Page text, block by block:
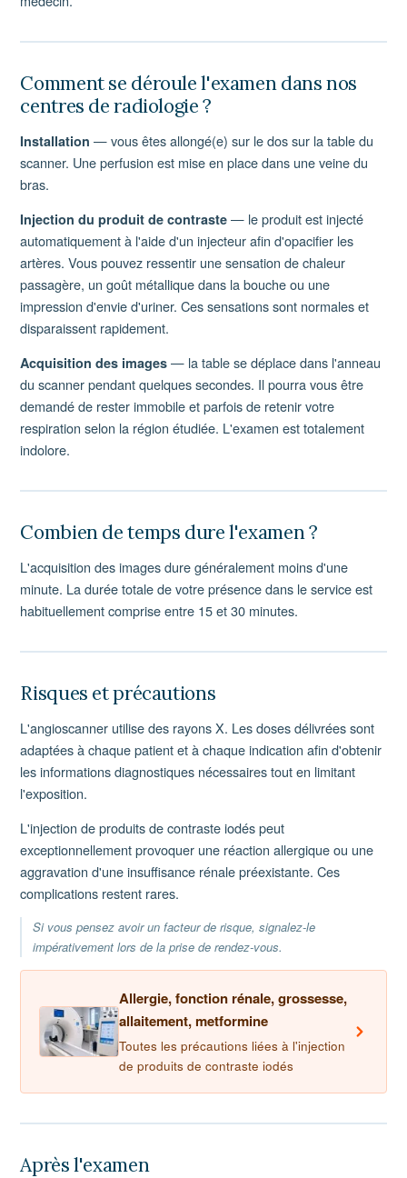
Comment se déroule l'examen dans nos
centres de radiologie ?
Installation — vous êtes allongé(e) sur le dos sur la table du
scanner. Une perfusion est mise en place dans une veine du
bras.
Injection du produit de contraste — le produit est injecté
automatiquement à l'aide d'un injecteur afin d'opacifier les
artères. Vous pouvez ressentir une sensation de chaleur
passagère, un goût métallique dans la bouche ou une
impression d'envie d'uriner. Ces sensations sont normales et
disparaissent rapidement.
Acquisition des images — la table se déplace dans l'anneau
du scanner pendant quelques secondes. Il pourra vous être
demandé de rester immobile et parfois de retenir votre
respiration selon la région étudiée. L'examen est totalement
indolore.
Combien de temps dure l'examen ?
L'acquisition des images dure généralement moins d'une
minute. La durée totale de votre présence dans le service est
habituellement comprise entre 15 et 30 minutes.
Risques et précautions
L'angioscanner utilise des rayons X. Les doses délivrées sont
adaptées à chaque patient et à chaque indication afin d'obtenir
les informations diagnostiques nécessaires tout en limitant
l'exposition.
L'injection de produits de contraste iodés peut
exceptionnellement provoquer une réaction allergique ou une
aggravation d'une insuffisance rénale préexistante. Ces
complications restent rares.
Si vous pensez avoir un facteur de risque, signalez-le
impérativement lors de la prise de rendez-vous.
Allergie, fonction rénale, grossesse,
allaitement, metformine
Toutes les précautions liées à l'injection
de produits de contraste iodés
Après l'examen